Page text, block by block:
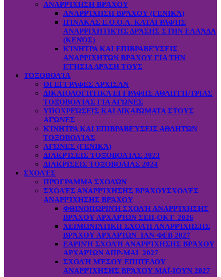
ΑΝΑΡΡΊΧΗΣΗ ΒΡΆΧΟΥ
ΑΝΑΡΡΊΧΗΣΗ ΒΡΆΧΟΥ (ΓΕΝΙΚΆ)
ΠΊΝΑΚΑΣ Ε.Ο.Ο.Α. ΚΑΤΑΓΡΑΦΉΣ
ΑΝΑΡΡΙΧΗΤΙΚΉΣ ΔΡΆΣΗΣ ΣΤΗΝ ΕΛΛΆΔΑ
(ΚΕΝΌΣ)
ΚΊΝΗΤΡΑ ΚΑΙ ΕΠΙΒΡΑΒΕΎΣΕΙΣ
ΑΝΑΡΡΙΧΗΤΏΝ ΒΡΆΧΟΥ ΓΙΑ ΤΗΝ
ΕΤΉΣΙΑ ΔΡΆΣΗ ΤΟΥΣ
ΤΟΞΟΒΟΛΊΑ
ΟΙ ΕΓΓΡΑΦΕΣ ΑΡΧΙΣΑΝ
ΔΙΚΑΙΟΛΟΓΗΤΙΚΆ ΕΓΓΡΑΦΗΣ ΑΘΛΗΤΉ/ΤΡΙΑΣ
ΤΟΞΟΒΟΛΊΑΣ ΓΙΑ ΑΓΏΝΕΣ
ΥΠΟΧΡΕΏΣΕΙΣ ΚΑΙ ΔΙΚΑΙΏΜΑΤΑ ΣΤΟΥΣ
ΑΓΏΝΕΣ
ΚΊΝΗΤΡΑ ΚΑΙ ΕΠΙΒΡΑΒΕΎΣΕΙΣ ΑΘΛΗΤΏΝ
ΤΟΞΟΒΟΛΊΑΣ
ΑΓΏΝΕΣ (ΓΕΝΙΚΆ)
ΔΙΑΚΡΊΣΕΙΣ ΤΟΞΟΒΟΛΊΑΣ 2023
ΔΙΑΚΡΙΣΕΙΣ ΤΟΞΟΒΟΛΙΑΣ 2024
ΣΧΟΛΈΣ
ΠΡΌΓΡΑΜΜΑ ΣΧΟΛΏΝ
ΣΧΟΛΈΣ ΑΝΑΡΡΊΧΗΣΗΣ ΒΡΆΧΟΥΣΧΟΛΈΣ
ΑΝΑΡΡΊΧΗΣΗΣ ΒΡΆΧΟΥ
ΦΘΙΝΟΠΩΡΙΝΉ ΣΧΟΛΉ ΑΝΑΡΡΊΧΗΣΗΣ
ΒΡΆΧΟΥ ΑΡΧΑΡΊΩΝ ΣΕΠ-ΟΚΤ 2026
ΧΕΙΜΩΝΙΆΤΙΚΗ ΣΧΟΛΉ ΑΝΑΡΡΊΧΗΣΗΣ
ΒΡΆΧΟΥ ΑΡΧΑΡΊΩΝ ΙΑΝ-ΦΕΒ 2027
ΕΑΡΙΝΉ ΣΧΟΛΉ ΑΝΑΡΡΊΧΗΣΗΣ ΒΡΆΧΟΥ
ΑΡΧΑΡΊΩΝ ΑΠΡ-ΜΑΙ 2027
ΣΧΟΛΉ ΜΈΣΟΥ ΕΠΙΠΈΔΟΥ
ΑΝΑΡΡΊΧΗΣΗΣ ΒΡΆΧΟΥ ΜΑΪ-ΙΟΥΝ 2027